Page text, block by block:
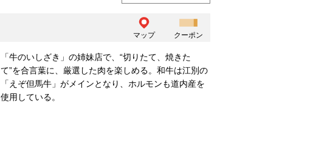
マップ クーポン
「牛のいしざき」の姉妹店で、“切りたて、焼きた
て”を合言葉に、厳選した肉を楽しめる。和牛は江別の
「えぞ但馬牛」がメインとなり、ホルモンも道内産を
使用している。